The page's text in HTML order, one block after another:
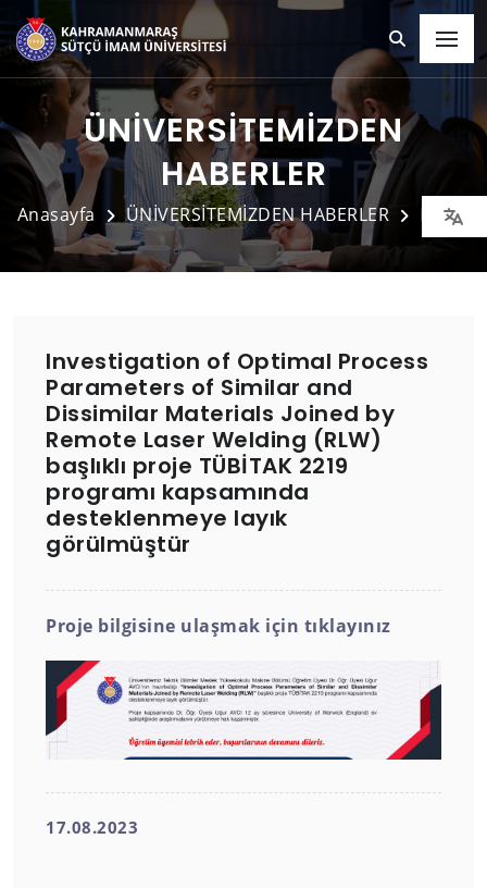
ÜNİVERSİTEMİZDEN
HABERLER
Anasayfa ÜNİVERSİTEMİZDEN HABERLER Detay
Investigation of Optimal Process
Parameters of Similar and
Dissimilar Materials Joined by
Remote Laser Welding (RLW)
başlıklı proje TÜBİTAK 2219
programı kapsamında
desteklenmeye layık
görülmüştür
Proje bilgisine ulaşmak için tıklayınız
17.08.2023